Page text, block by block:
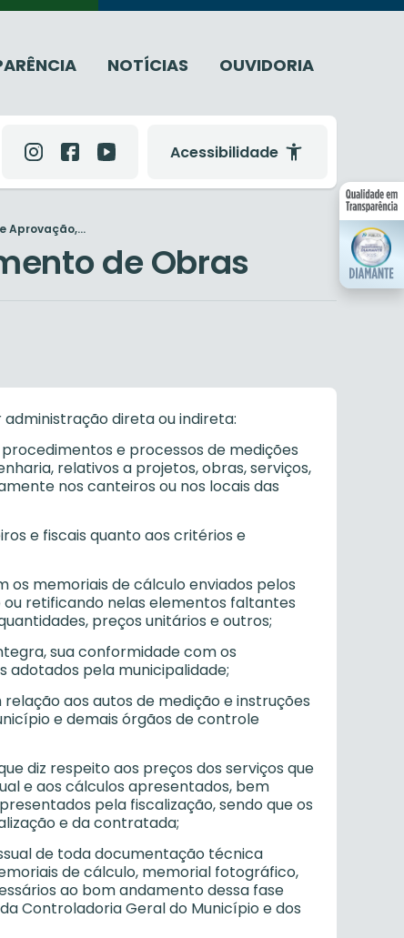
NOTÍCIAS OUVIDORIA
Acessibilidade
Aprovação,...
de Obras
administração direta ou indireta:
e processos de medições
relativos a projetos, obras, serviços,
nos canteiros ou nos locais das
e fiscais quanto aos critérios e
os memoriais de cálculo enviados pelos
ou retificando nelas elementos faltantes
preços unitários e outros;
sua conformidade com os
pela municipalidade;
aos autos de medição e instruções
e demais órgãos de controle
diz respeito aos preços dos serviços que
e aos cálculos apresentados, bem
pela fiscalização, sendo que os
e da contratada;
de toda documentação técnica
de cálculo, memorial fotográfico,
ao bom andamento dessa fase
Controladoria Geral do Município e dos